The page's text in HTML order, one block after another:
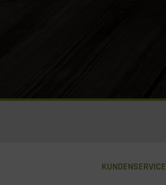
KUNDENSERVICE